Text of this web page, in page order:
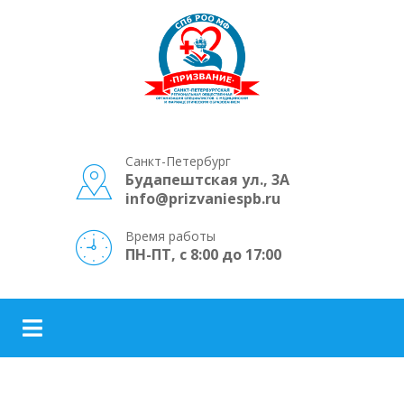
Санкт-Петербург
Будапештская ул., 3А
info@prizvaniespb.ru
Время работы
ПН-ПТ, с 8:00 до 17:00